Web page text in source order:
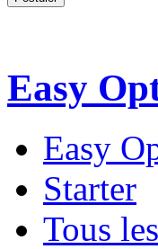
Easy
Easy
Starter
Tous